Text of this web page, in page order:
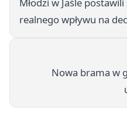
realnego wpływu na
Nowa brama w